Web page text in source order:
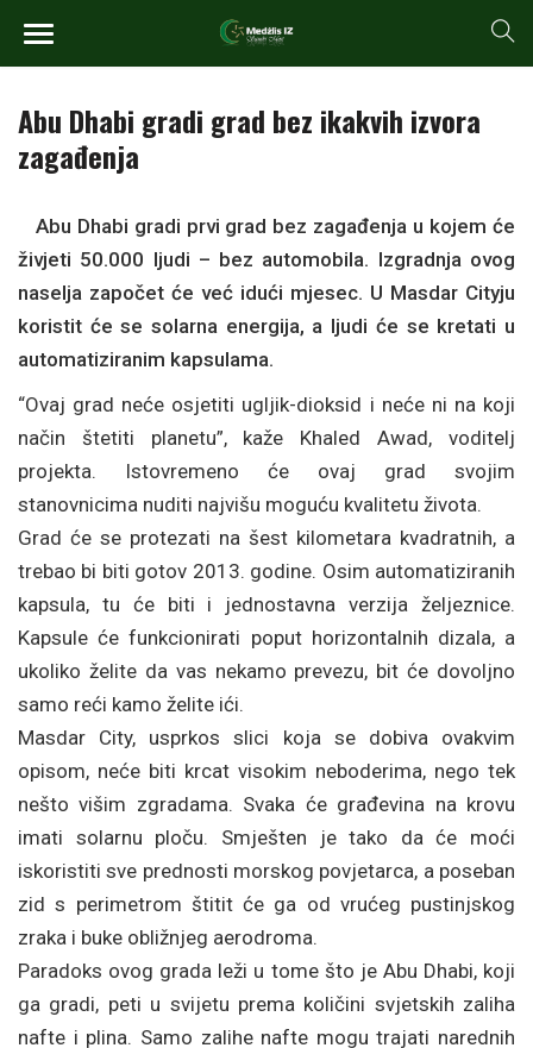
Abu Dhabi gradi grad bez ikakvih izvora
zagađenja
Abu Dhabi gradi prvi grad bez zagađenja u kojem će
živjeti 50.000 ljudi – bez automobila. Izgradnja ovog
naselja započet će već idući mjesec. U Masdar Cityju
koristit će se solarna energija, a ljudi će se kretati u
automatiziranim kapsulama.
“Ovaj grad neće osjetiti ugljik-dioksid i neće ni na koji
način štetiti planetu”, kaže Khaled Awad, voditelj
projekta. Istovremeno će ovaj grad svojim
stanovnicima nuditi najvišu moguću kvalitetu života.
Grad će se protezati na šest kilometara kvadratnih, a
trebao bi biti gotov 2013. godine. Osim automatiziranih
kapsula, tu će biti i jednostavna verzija željeznice.
Kapsule će funkcionirati poput horizontalnih dizala, a
ukoliko želite da vas nekamo prevezu, bit će dovoljno
samo reći kamo želite ići.
Masdar City, usprkos slici koja se dobiva ovakvim
opisom, neće biti krcat visokim neboderima, nego tek
nešto višim zgradama. Svaka će građevina na krovu
imati solarnu ploču. Smješten je tako da će moći
iskoristiti sve prednosti morskog povjetarca, a poseban
zid s perimetrom štitit će ga od vrućeg pustinjskog
zraka i buke obližnjeg aerodroma.
Paradoks ovog grada leži u tome što je Abu Dhabi, koji
ga gradi, peti u svijetu prema količini svjetskih zaliha
nafte i plina. Samo zalihe nafte mogu trajati narednih